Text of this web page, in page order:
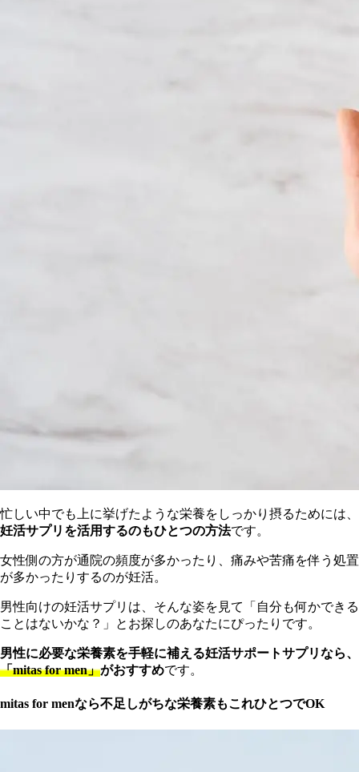
忙しい中でも上に挙げたような栄養をしっかり摂るためには、
妊活サプリを活用するのもひとつの方法です。
女性側の方が通院の頻度が多かったり、痛みや苦痛を伴う処置
が多かったりするのが妊活。
男性向けの妊活サプリは、そんな姿を見て「自分も何かできる
ことはないかな？」とお探しのあなたにぴったりです。
男性に必要な栄養素を手軽に補える妊活サポートサプリなら、
「mitas for men」がおすすめです。
mitas for menなら不足しがちな栄養素もこれひとつでOK